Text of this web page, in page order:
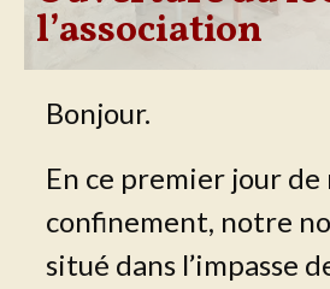
l’association
Bonjour.
En ce premier jour de
confinement, notre
situé dans l’impasse